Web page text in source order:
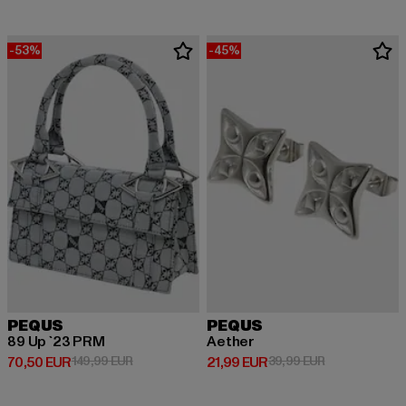
-53%
PEQUS
89 Up `23 PRM
70,50 EUR
Derzeitiger Preis: 70,50 EUR
149,99 EURAktionspreis: 149,99 EUR
-45%
PEQUS
Aether
21,99 EUR
Derzeitiger Preis: 21,99 EUR
39,99 EURAktionspreis: